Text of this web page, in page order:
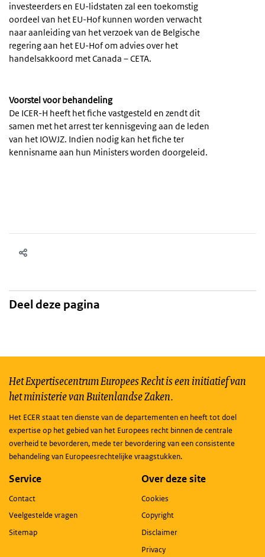
investeerders en EU-lidstaten zal een toekomstig
oordeel van het EU-Hof kunnen worden verwacht
naar aanleiding van het verzoek van de Belgische
regering aan het EU-Hof om advies over het
handelsakkoord met Canada – CETA.
Voorstel voor behandeling
De ICER-H heeft het fiche vastgesteld en zendt dit
samen met het arrest ter kennisgeving aan de leden
van het IOWJZ. Indien nodig kan het fiche ter
kennisname aan hun Ministers worden doorgeleid.
Deel deze pagina
Het Expertisecentrum Europees Recht is een initiatief van
het ministerie van Buitenlandse Zaken.
Het ECER staat ten dienste van de departementen en heeft tot doel
expertise op het gebied van het Europees recht binnen de centrale
overheid te bevorderen, mede ter bevordering van een consistente
behandeling van Europeesrechtelijke vraagstukken.
Service
Contact
Veelgestelde vragen
Sitemap
Over deze site
Cookies
Copyright
Disclaimer
Privacy